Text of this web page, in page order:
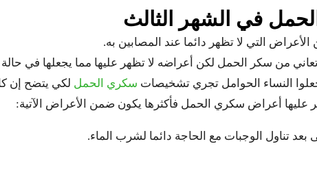
في الشهر الثالث
الأعراض التي لا تظهر دائما عند المصابين به.
من سكر الحمل لكن أعراضه لا تظهر عليها مما يجعلها في
النساء الحوامل تجري تشخيصات سكري الحمل لكي يتضح إن
عليها أعراض سكري الحمل فأكثرها يكون ضمن الأعراض الآتية:
بعد تناول الوجبات مع الحاجة دائما لشرب الماء.